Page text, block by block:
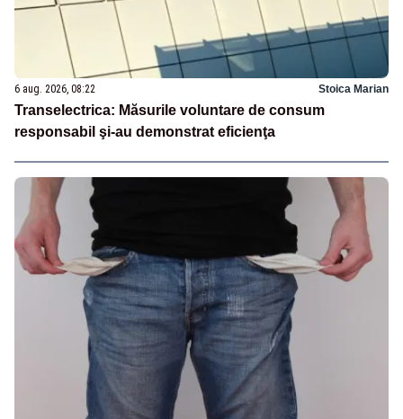
6 aug. 2026, 08:22 Stoica Marian
Transelectrica: Măsurile voluntare de consum
responsabil şi-au demonstrat eficienţa